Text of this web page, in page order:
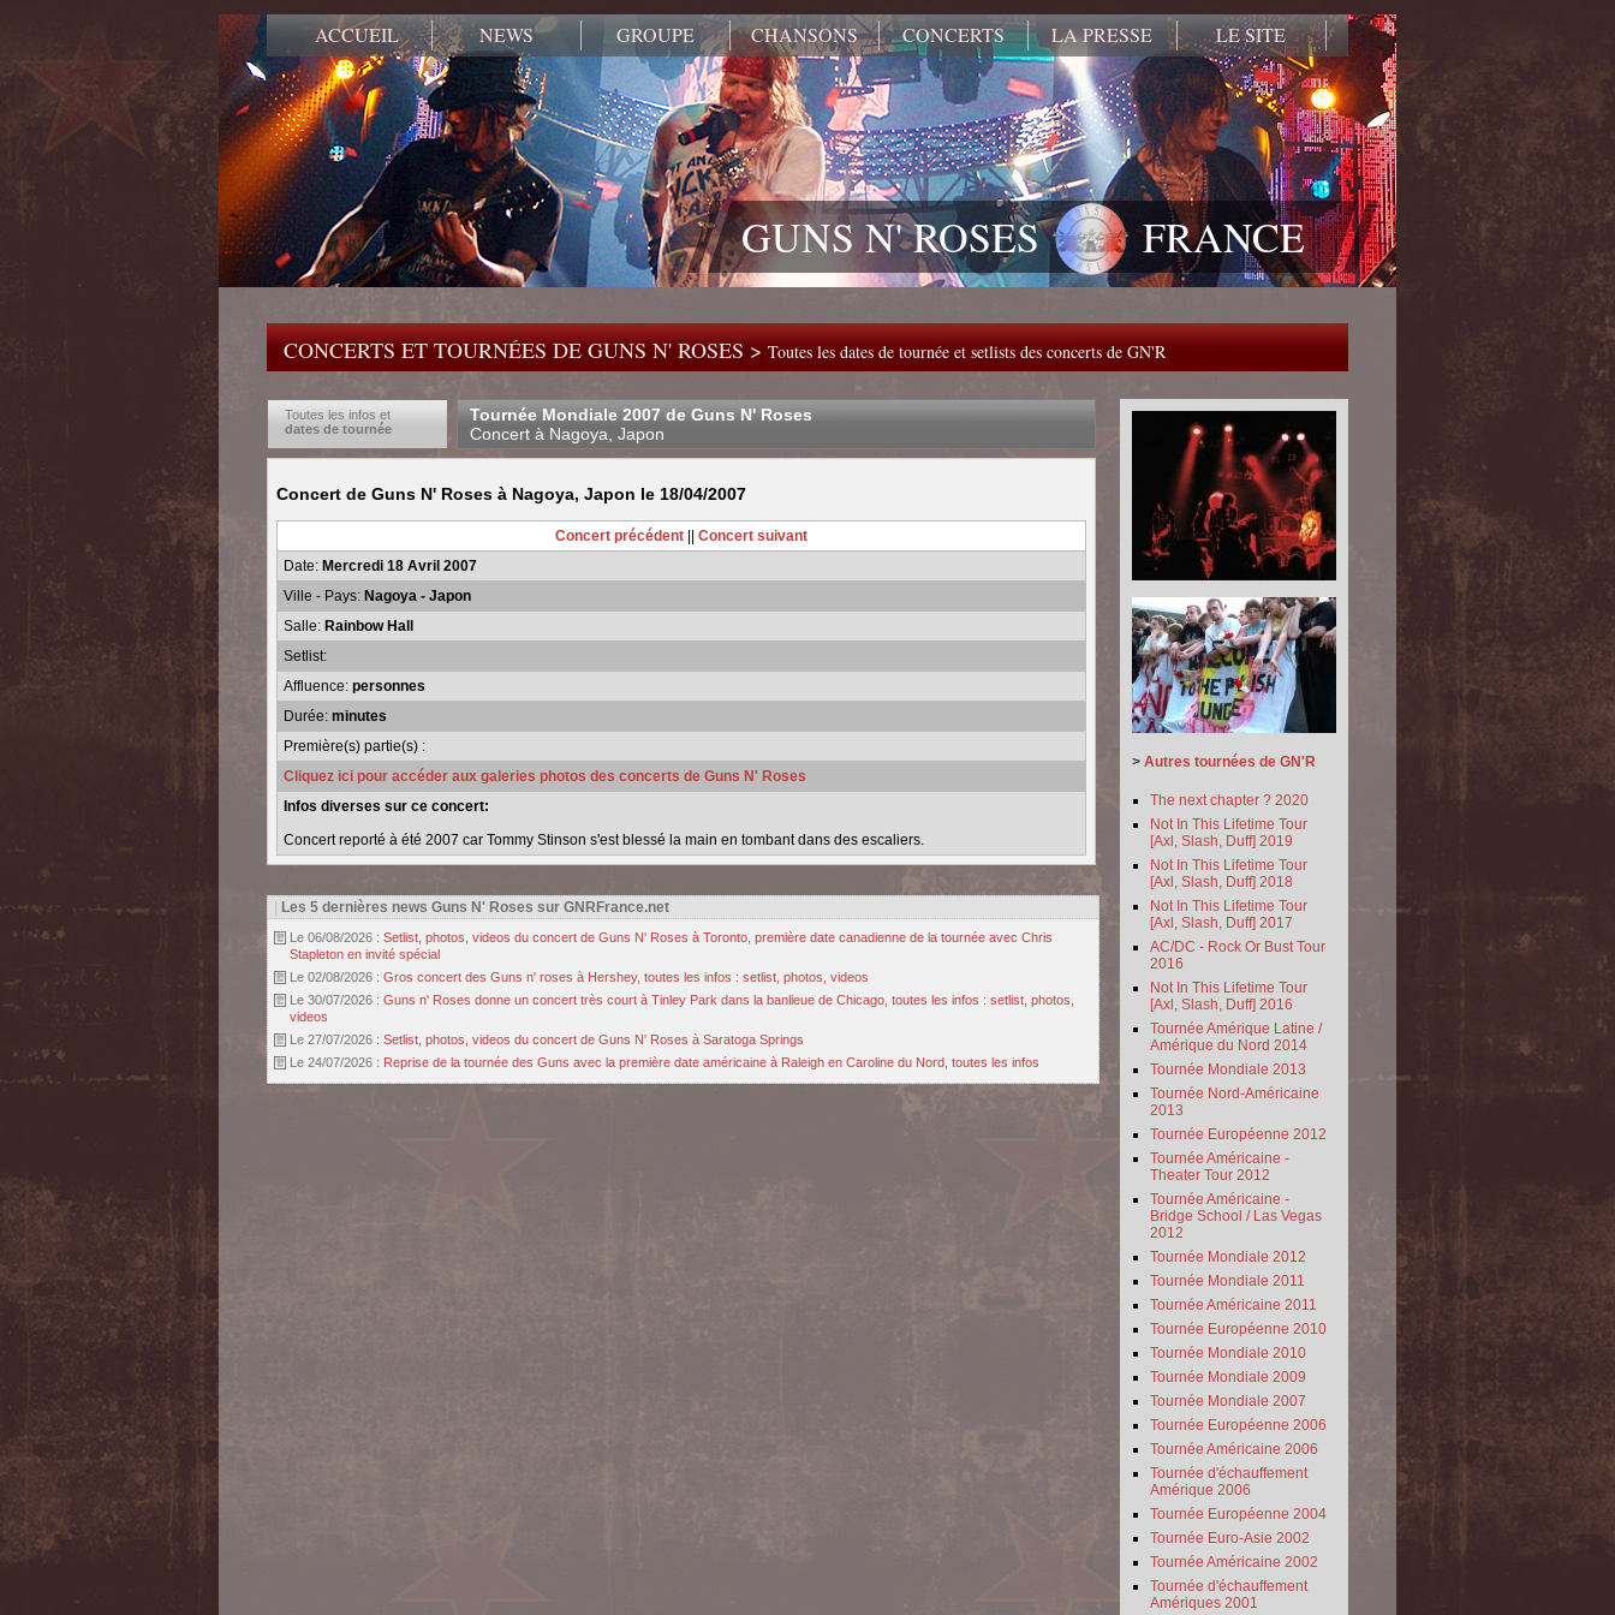
ACCUEIL NEWS GROUPE CHANSONS CONCERTS LA PRESSE LE SITE
GUNS N' ROSES FRANCE
CONCERTS ET TOURNÉES DE GUNS N' ROSES >Toutes les dates de tournée et setlists des concerts de GN'R
Toutes les infos et
dates de tournée
Tournée Mondiale 2007 de Guns N' Roses
Concert à Nagoya, Japon
Concert de Guns N' Roses à Nagoya, Japon le 18/04/2007
Concert précédent
Concert suivant
Date: Mercredi 18 Avril 2007
Ville - Pays: Nagoya - Japon
Salle: Rainbow Hall
Setlist:
Affluence: personnes
Durée: minutes
Première(s) partie(s) :
Cliquez ici pour accéder aux galeries photos des concerts de Guns N' Roses
Infos diverses sur ce concert:
Concert reporté à été 2007 car Tommy Stinson s'est blessé la main en tombant dans des escaliers.
Les 5 dernières news Guns N' Roses sur GNRFrance.net
Le 06/08/2026 : Setlist, photos, videos du concert de Guns N' Roses à Toronto, première date canadienne de la tournée avec Chris
Stapleton en invité spécial
Le 02/08/2026 : Gros concert des Guns n' roses à Hershey, toutes les infos : setlist, photos, videos
Le 30/07/2026 : Guns n' Roses donne un concert très court à Tinley Park dans la banlieue de Chicago, toutes les infos : setlist, photos,
videos
Le 27/07/2026 : Setlist, photos, videos du concert de Guns N' Roses à Saratoga Springs
Le 24/07/2026 : Reprise de la tournée des Guns avec la première date américaine à Raleigh en Caroline du Nord, toutes les infos
> Autres tournées de GN'R
The next chapter ? 2020
Not In This Lifetime Tour
[Axl, Slash, Duff] 2019
Not In This Lifetime Tour
[Axl, Slash, Duff] 2018
Not In This Lifetime Tour
[Axl, Slash, Duff] 2017
AC/DC - Rock Or Bust Tour
2016
Not In This Lifetime Tour
[Axl, Slash, Duff] 2016
Tournée Amérique Latine /
Amérique du Nord 2014
Tournée Mondiale 2013
Tournée Nord-Américaine
2013
Tournée Européenne 2012
Tournée Américaine -
Theater Tour 2012
Tournée Américaine -
Bridge School / Las Vegas
2012
Tournée Mondiale 2012
Tournée Mondiale 2011
Tournée Américaine 2011
Tournée Européenne 2010
Tournée Mondiale 2010
Tournée Mondiale 2009
Tournée Mondiale 2007
Tournée Européenne 2006
Tournée Américaine 2006
Tournée d'échauffement
Amérique 2006
Tournée Européenne 2004
Tournée Euro-Asie 2002
Tournée Américaine 2002
Tournée d'échauffement
Amériques 2001